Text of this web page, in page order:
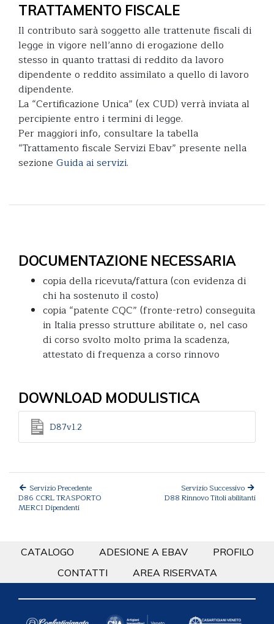
TRATTAMENTO FISCALE
Il contributo sarà soggetto alle trattenute fiscali di
legge in vigore nell’anno di erogazione dello
stesso in quanto trattasi di reddito da lavoro
dipendente o reddito assimilato a quello di lavoro
dipendente.
La “Certificazione Unica” (ex CUD) verrà inviata al
percipiente entro i termini di legge.
Per maggiori info, consultare la tabella
“Trattamento fiscale Servizi Ebav” presente nella
sezione Guida ai servizi.
DOCUMENTAZIONE NECESSARIA
copia della ricevuta/fattura (con evidenza di
chi ha sostenuto il costo)
copia “patente CQC” (fronte-retro) conseguita
in Italia presso strutture abilitate o, nel caso
di corso svolto molto prima la scadenza,
attestato di frequenza a corso rinnovo
DOWNLOAD MODULISTICA
D87v1.2
Servizio Precedente
D86 CCRL TRASPORTO
MERCI Dipendenti
Servizio Successivo
D88 Rinnovo Titoli abilitanti
CATALOGO ADESIONE A EBAV
PROFILO
CONTATTI
AREA RISERVATA